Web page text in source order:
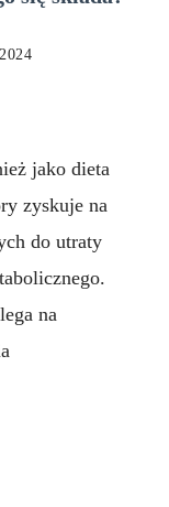
jako dieta
zyskuje na
do utraty
na